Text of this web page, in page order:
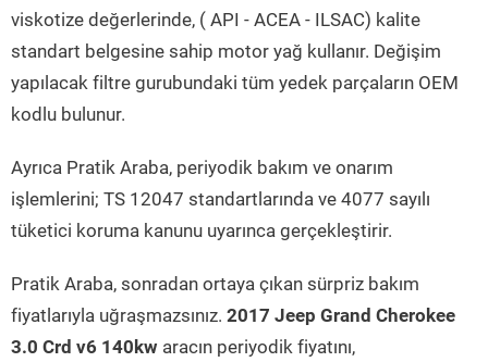
viskotize değerlerinde, ( API - ACEA - ILSAC) kalite
standart belgesine sahip motor yağ kullanır. Değişim
yapılacak filtre gurubundaki tüm yedek parçaların OEM
kodlu bulunur.
Ayrıca Pratik Araba, periyodik bakım ve onarım
işlemlerini; TS 12047 standartlarında ve 4077 sayılı
tüketici koruma kanunu uyarınca gerçekleştirir.
Pratik Araba, sonradan ortaya çıkan sürpriz bakım
fiyatlarıyla uğraşmazsınız. 2017 Jeep Grand Cherokee
3.0 Crd v6 140kw aracın periyodik fiyatını,